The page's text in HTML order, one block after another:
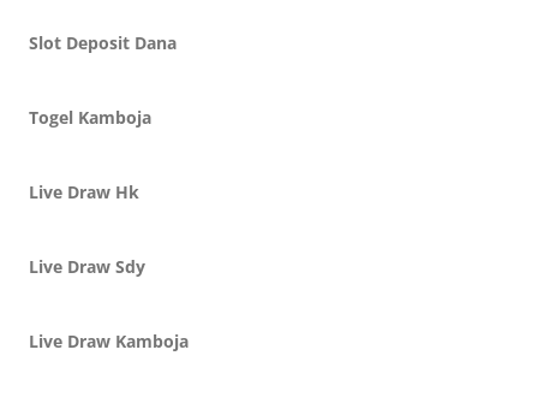
Slot Deposit Dana
Togel Kamboja
Live Draw Hk
Live Draw Sdy
Live Draw Kamboja